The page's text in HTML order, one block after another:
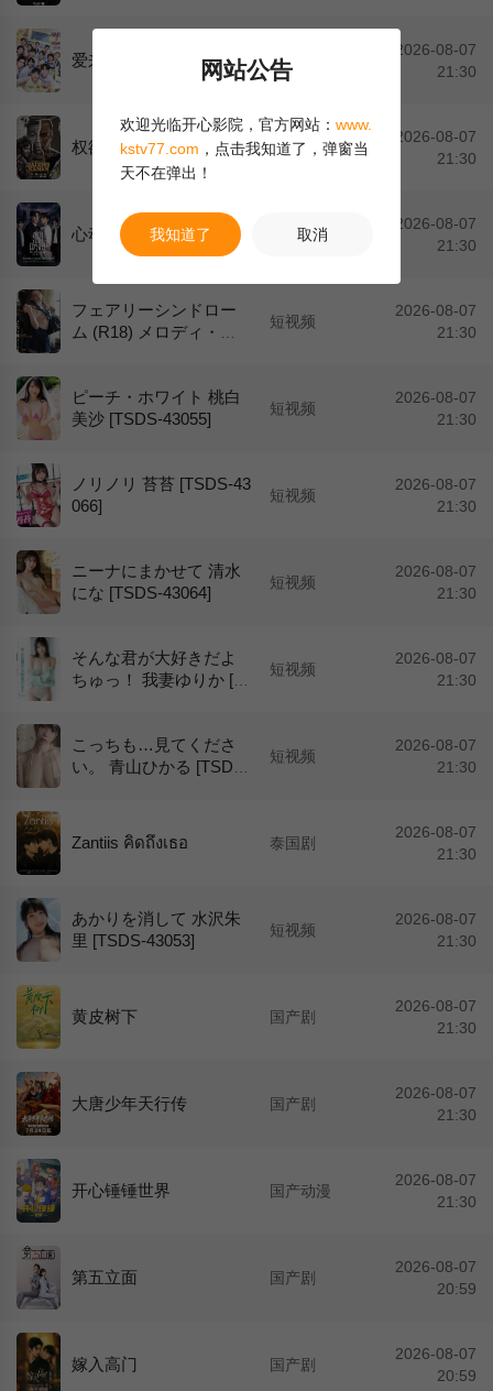
爱来了别错过2026 泰国剧
2026-08-07
21:30
权欲第三章第五季 欧美剧
2026-08-07
21:30
心动禁止 泰国剧
2026-08-07
21:30
フェアリーシンドロー
ム (R18) メロディ・
短视频
2026-08-07
21:30
ピーチ・ホワイト 桃白
美沙 [TSDS-43055]
短视频
2026-08-07
21:30
ノリノリ 苔苔 [TSDS-43
066]
短视频
2026-08-07
21:30
ニーナにまかせて 清水
にな [TSDS-43064]
短视频
2026-08-07
21:30
そんな君が大好きだよ
ちゅっ！ 我妻ゆりか [T
短视频
2026-08-07
21:30
こっちも…見てくださ
い。 青山ひかる [TSDS-
短视频
2026-08-07
21:30
Zantiis คิดถึงเธอ 泰国剧
2026-08-07
21:30
あかりを消して 水沢朱
里 [TSDS-43053]
短视频
2026-08-07
21:30
黄皮树下 国产剧
2026-08-07
21:30
大唐少年天行传 国产剧
2026-08-07
21:30
开心锤锤世界 国产动漫
2026-08-07
21:30
第五立面 国产剧
2026-08-07
20:59
嫁入高门 国产剧
2026-08-07
20:59
网站公告
欢迎光临开心影院，官方网站： www.
kstv77.com ，点击我知道了，弹窗当
天不在弹出！
我知道了 取消